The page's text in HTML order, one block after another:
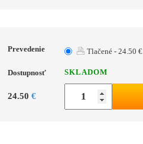
Prevedenie Tlačené - 24.50 €
Dostupnosť SKLADOM
24.50 €